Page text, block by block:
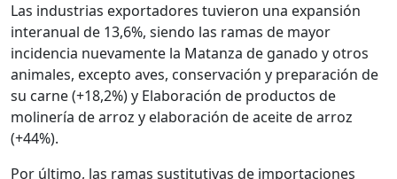
Las industrias exportadores tuvieron una expansión
interanual de 13,6%, siendo las ramas de mayor
incidencia nuevamente la Matanza de ganado y otros
animales, excepto aves, conservación y preparación de
su carne (+18,2%) y Elaboración de productos de
molinería de arroz y elaboración de aceite de arroz
(+44%).
Por último, las ramas sustitutivas de importaciones